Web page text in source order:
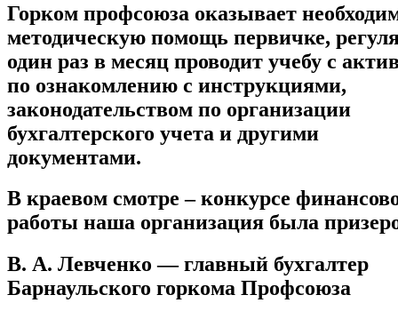
Горком профсоюза оказывает
методическую помощь первичке,
один раз в месяц проводит учебу с
по ознакомлению с инструкциями,
законодательством по организации
бухгалтерского учета и другими
документами.
В краевом смотре – конкурсе
работы наша организация была
В. А. Левченко — главный бухгалтер
Барнаульского горкома Профсоюза